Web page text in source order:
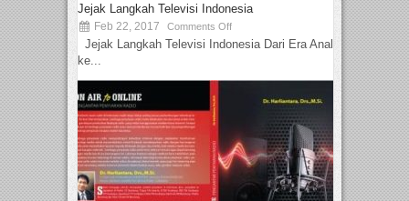
Jejak Langkah Televisi Indonesia
Feb 22, 2017 Comments Off
Jejak Langkah Televisi Indonesia Dari Era Analog
ke...